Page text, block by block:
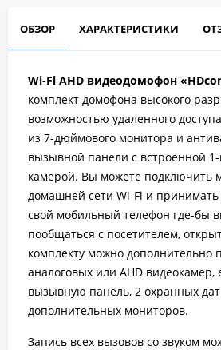
ОБЗОР ХАРАКТЕРИСТИКИ
Wi-Fi AHD видеодомофон
комплект домофона высокого
возможностью удаленного
из 7-дюймового монитора и
вызывной панели с встроенной
камерой. Вы можете подключить
домашней сети Wi-Fi и
свой мобильный телефон где-бы
пообщаться с посетителем,
комплекту можно дополнительно
аналоговых или AHD видеокамер,
вызывную панель, 2 охранных
дополнительных мониторов.
Запись всех вызовов со звуком